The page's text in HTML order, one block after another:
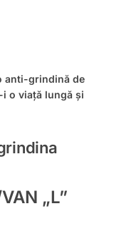
anti-grindină de
o viață lungă și
„L”